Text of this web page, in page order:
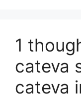
1
cateva
cateva